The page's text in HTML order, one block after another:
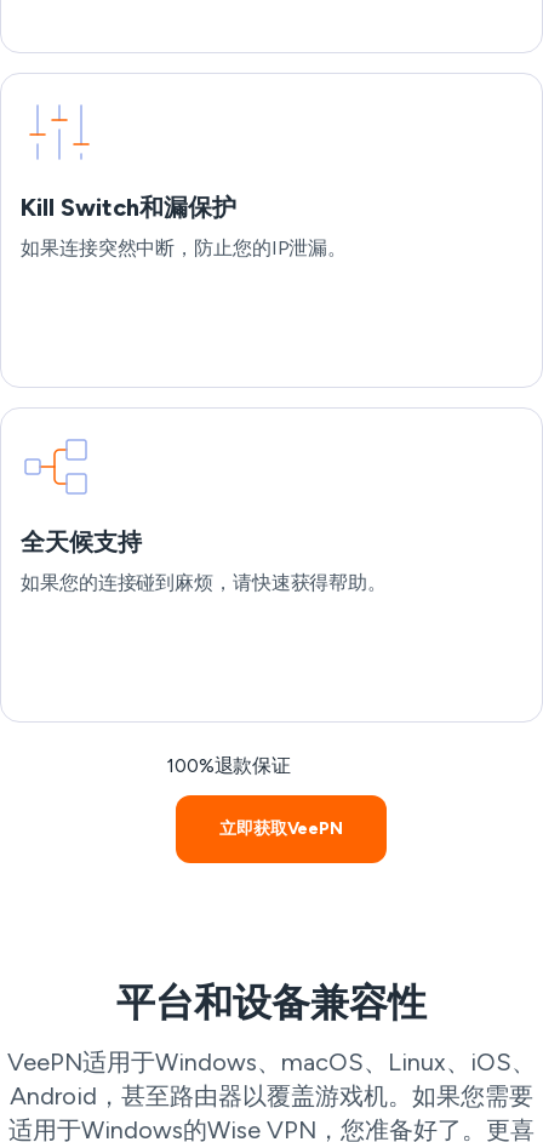
Kill Switch和漏保护
如果连接突然中断，防止您的IP泄漏。
全天候支持
如果您的连接碰到麻烦，请快速获得帮助。
100%退款保证
立即获取VeePN
平台和设备兼容性
VeePN适用于Windows、macOS、Linux、iOS、
Android，甚至路由器以覆盖游戏机。如果您需要
适用于Windows的Wise VPN，您准备好了。更喜